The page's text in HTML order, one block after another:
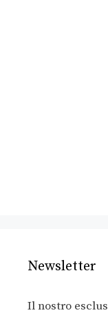
Newsletter
Il nostro